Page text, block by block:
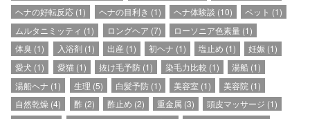
ヘナの好転反応 (1) ヘナの目利き (1) ヘナ体験談 (10) ペット (1)
ムルタニミッティ (1) ロングヘア (7) ローソニア色素量(1)
体臭 (1) 入浴剤(1) 出産(1) 初ヘナ (1) 塩止め (1) 妊娠 (1)
愛犬 (1) 愛猫(1) 抜け毛予防(1) 染毛力比較 (1) 湯船 (1)
湯船ヘナ (1) 生理 (5) 白髪予防(1) 美容室 (1) 美容院 (1)
自然乾燥 (4) 酢(2) 酢止め (2) 重金属 (3) 頭皮マッサージ (1)